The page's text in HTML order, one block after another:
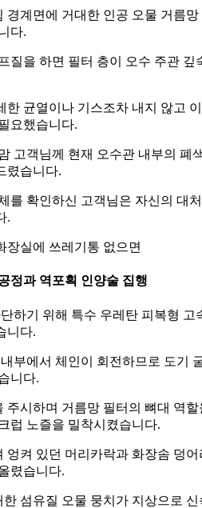
경계면에 거대한 인공 오물 거름망
다.
질을 하면 필터 층이 오수 주관 깊
한 균열이나 기스조차 내지 않고
요했습니다.
고객님께 현재 오수관 내부의 폐
렸습니다.
를 확인하신 고객님은 자신의 대처
.
장실에 쓰레기통 없으면
정과 역포획 인양술 집행
하기 위해 특수 우레탄 피복형 고
니다.
부에서 체인이 회전하므로 도기
니다.
주시하며 거름망 필터의 뼈대 역할
럽 노즐을 밀착시켰습니다.
엉켜 있던 머리카락과 화장솜 덩어
렸습니다.
섬유질 오물 뭉치가 지상으로 신